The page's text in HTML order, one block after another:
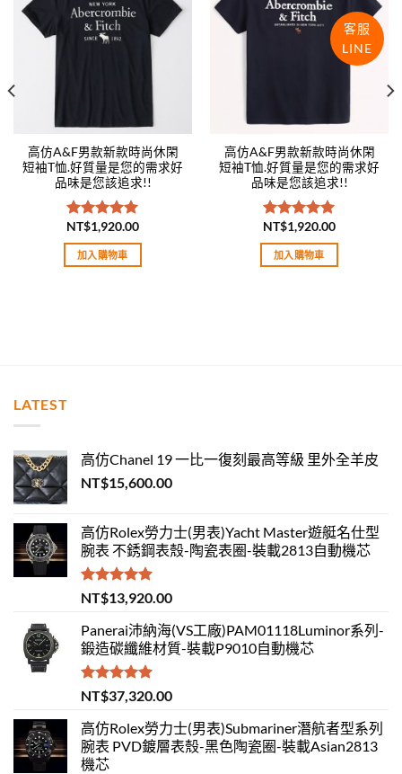
wishlist
高仿A&F男款新款時尚休閑
短袖T恤.好質量是您的需求好
品味是您該追求!!
評分5.00
滿分 5
NT$1,920.00
加入購物車
wishlist
高仿A&F男款新款時尚休閑
短袖T恤.好質量是您的需求好
品味是您該追求!!
評分5.00
滿分 5
NT$1,920.00
加入購物車
LATEST
高仿Chanel 19 一比一復刻最高等級 里外全羊皮
NT$15,600.00
高仿Rolex勞力士(男表)Yacht Master遊艇名仕型
腕表 不銹鋼表殼-陶瓷表圈-裝載2813自動機芯
評分5.00
滿分 5
NT$13,920.00
Panerai沛納海(VS工廠)PAM01118Luminor系列-
鍛造碳纖維材質-裝載P9010自動機芯
評分5.00
滿分 5
NT$37,320.00
高仿Rolex勞力士(男表)Submariner潛航者型系列
腕表 PVD鍍層表殼-黑色陶瓷圈-裝載Asian2813
機芯
客服
LINE